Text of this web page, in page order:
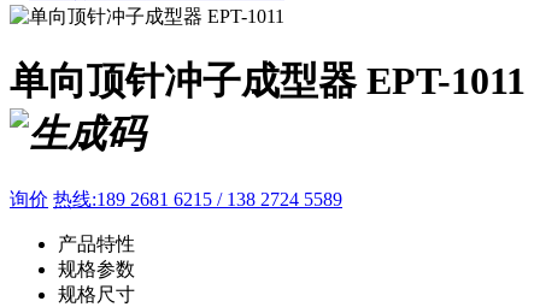
单向顶针冲子成型器 EPT-1011
询价 热线:189 2681 6215 / 138 2724 5589
产品特性
规格参数
规格尺寸